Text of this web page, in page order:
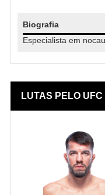
Biografia
Especialista em
LUTAS PELO